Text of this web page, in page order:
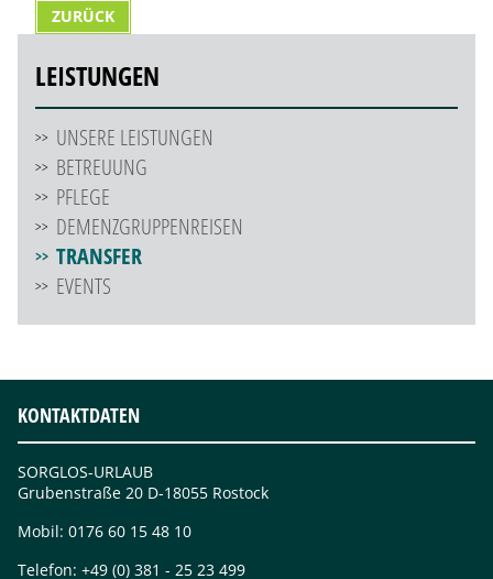
NAVIGATION
ÜBERSPRINGEN
LEISTUNGEN
UNSERE LEISTUNGEN
BETREUUNG
PFLEGE
DEMENZGRUPPENREISEN
TRANSFER
EVENTS
ZURÜCK
KONTAKTDATEN
SORGLOS-URLAUB
Grubenstraße 20 D-18055 Rostock
Mobil: 0176 60 15 48 10
Telefon: +49 (0) 381 - 25 23 499